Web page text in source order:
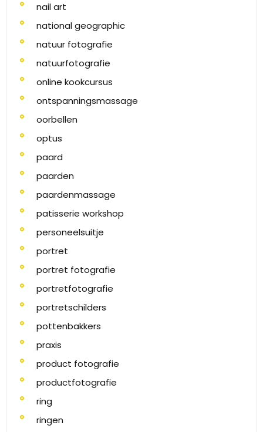
nail art
national geographic
natuur fotografie
natuurfotografie
online kookcursus
ontspanningsmassage
oorbellen
optus
paard
paarden
paardenmassage
patisserie workshop
personeelsuitje
portret
portret fotografie
portretfotografie
portretschilders
pottenbakkers
praxis
product fotografie
productfotografie
ring
ringen